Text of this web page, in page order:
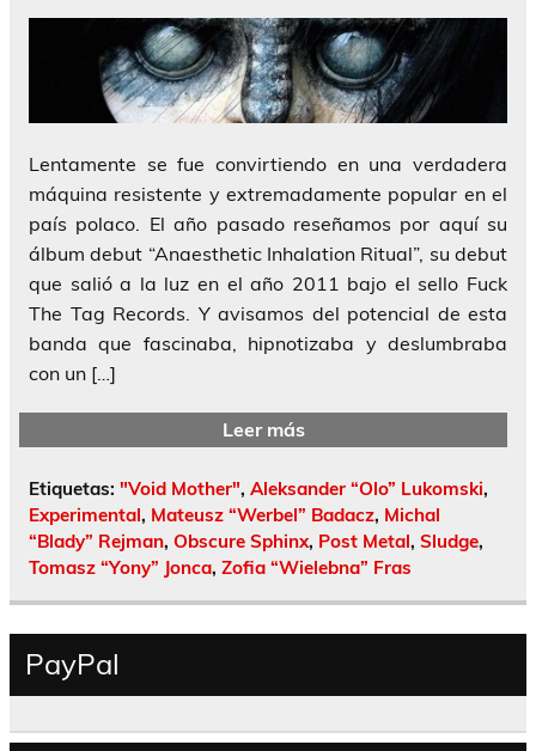
Lentamente se fue convirtiendo en una verdadera
máquina resistente y extremadamente popular en el
país polaco. El año pasado reseñamos por aquí su
álbum debut “Anaesthetic Inhalation Ritual”, su debut
que salió a la luz en el año 2011 bajo el sello Fuck
The Tag Records. Y avisamos del potencial de esta
banda que fascinaba, hipnotizaba y deslumbraba
con un […]
Leer más
Etiquetas: "Void Mother", Aleksander “Olo” Lukomski,
Experimental, Mateusz “Werbel” Badacz, Michal
“Blady” Rejman, Obscure Sphinx, Post Metal, Sludge,
Tomasz “Yony” Jonca, Zofia “Wielebna” Fras
PayPal